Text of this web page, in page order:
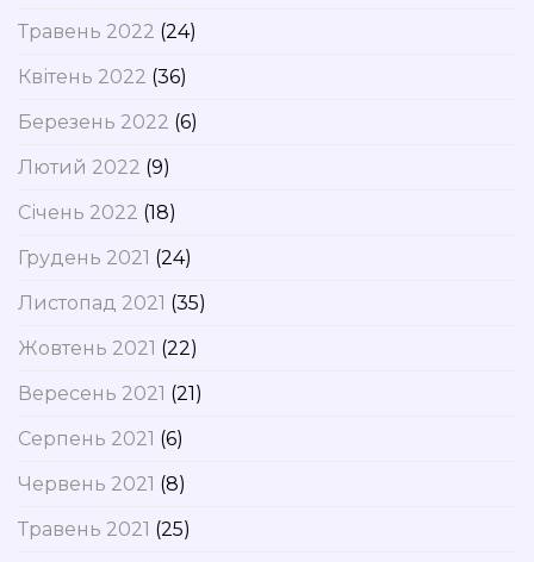
Травень 2022 (24)
Квітень 2022 (36)
Березень 2022 (6)
Лютий 2022 (9)
Січень 2022 (18)
Грудень 2021 (24)
Листопад 2021 (35)
Жовтень 2021 (22)
Вересень 2021 (21)
Серпень 2021 (6)
Червень 2021 (8)
Травень 2021 (25)